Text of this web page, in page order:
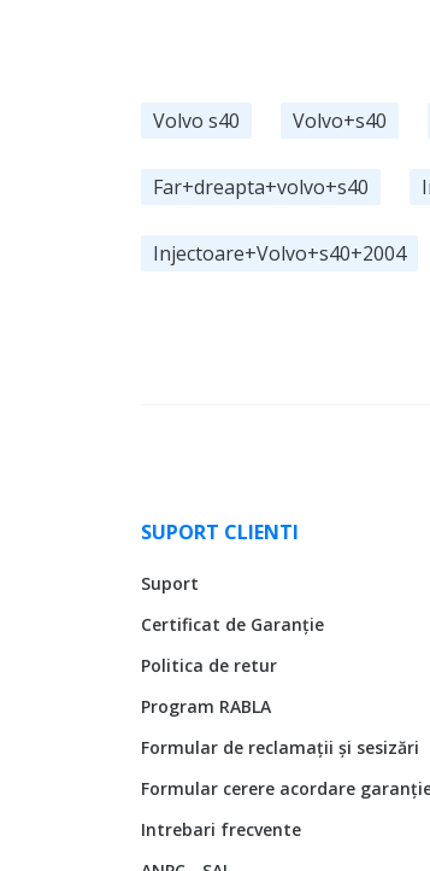
Volvo s40 Volvo+s40
Far+dreapta+volvo+s40
Injectoare+Volvo+s40+2004
SUPORT CLIENTI
Suport
Certificat de Garanție
Politica de retur
Program RABLA
Formular de reclamații și sesizări
Formular cerere acordare
Intrebari frecvente